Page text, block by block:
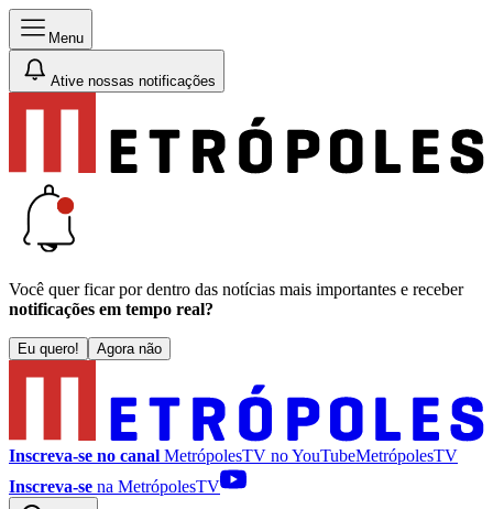
Menu
Ative nossas notificações
Você quer ficar por dentro das notícias mais importantes e receber
notificações em tempo real?
Eu quero! Agora não
Inscreva-se no canal MetrópolesTV noYouTubeMetrópolesTV
Inscreva-se na MetrópolesTV